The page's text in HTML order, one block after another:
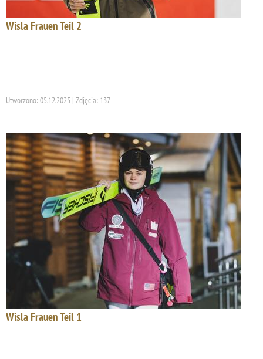
Wisla Frauen Teil 2
Utworzono: 05.12.2025 | Zdjęcia: 137
Wisla Frauen Teil 1